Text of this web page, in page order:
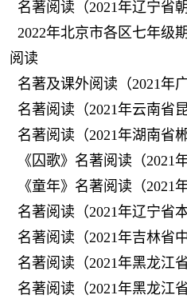
名著阅读（2021年辽宁省
2022年北京市各区七年
阅读
名著及课外阅读（2021年
名著阅读（2021年云南省
名著阅读（2021年湖南省
《囚歌》名著阅读（2021
《童年》名著阅读（2021
名著阅读（2021年辽宁省
名著阅读（2021年吉林省
名著阅读（2021年黑龙江
名著阅读（2021年黑龙江